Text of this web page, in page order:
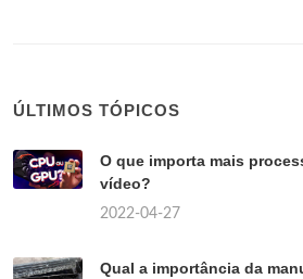
ÚLTIMOS TÓPICOS
O que importa mais
vídeo?
2022-04-27
Qual a importância da